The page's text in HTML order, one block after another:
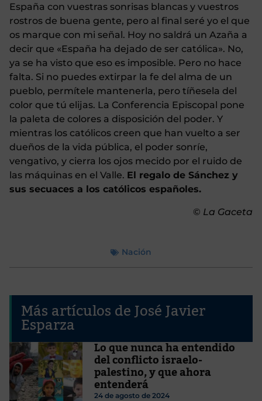
España con vuestras sonrisas blancas y vuestros
rostros de buena gente, pero al final seré yo el que
os marque con mi señal. Hoy no saldrá un Azaña a
decir que «España ha dejado de ser católica». No,
ya se ha visto que eso es imposible. Pero no hace
falta. Si no puedes extirpar la fe del alma de un
pueblo, permítele mantenerla, pero tíñesela del
color que tú elijas. La Conferencia Episcopal pone
la paleta de colores a disposición del poder. Y
mientras los católicos creen que han vuelto a ser
dueños de la vida pública, el poder sonríe,
vengativo, y cierra los ojos mecido por el ruido de
las máquinas en el Valle. El regalo de Sánchez y
sus secuaces a los católicos españoles.
© La Gaceta
Nación
Más artículos de José Javier
Esparza
Lo que nunca ha entendido
del conflicto israelo-
palestino, y que ahora
entenderá
24 de agosto de 2024